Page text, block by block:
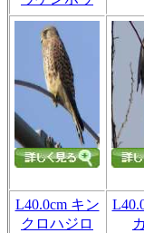
L40.0cm キン
クロハジロ